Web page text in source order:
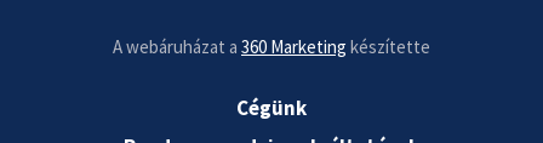
Cégünk
A webáruházat a 360 Marketing készítette